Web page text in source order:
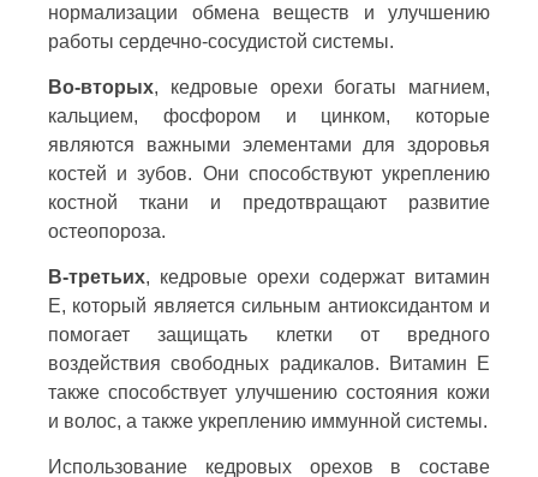
нормализации обмена веществ и улучшению
работы сердечно-сосудистой системы.
Во-вторых, кедровые орехи богаты магнием,
кальцием, фосфором и цинком, которые
являются важными элементами для здоровья
костей и зубов. Они способствуют укреплению
костной ткани и предотвращают развитие
остеопороза.
В-третьих, кедровые орехи содержат витамин
Е, который является сильным антиоксидантом и
помогает защищать клетки от вредного
воздействия свободных радикалов. Витамин Е
также способствует улучшению состояния кожи
и волос, а также укреплению иммунной системы.
Использование кедровых орехов в составе